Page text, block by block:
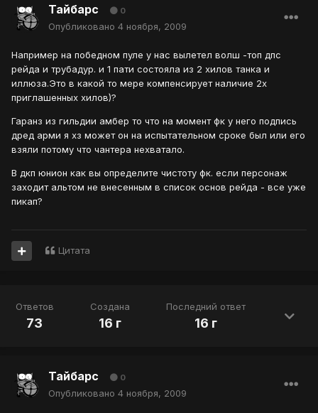
Тайбарс 0
Опубликовано 4 ноября, 2009
Например на победном пуле у нас вылетел волш -топ дпс
рейда и трубадур. и 1 пати состояла из 2 хилов танка и
иллюза.Это в какой то мере компенсирует наличие 2х
приглашенных хилов)?
Гаранз из гильдии амбер то что на момент фк у него подпись
дред арми я хз может он на испытательном сроке был или его
взяли потому что чантера нехватало.
В дкп юнион как вы определите чистоту фк. если персонаж
заходит альтом не внесенным в список основ рейда - все уже
пикап?
Цитата
Ответов
73
Создана
16 г
Последний ответ
16 г
Тайбарс 0
Опубликовано 4 ноября, 2009